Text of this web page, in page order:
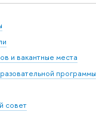
и вакантные места
программы
совет